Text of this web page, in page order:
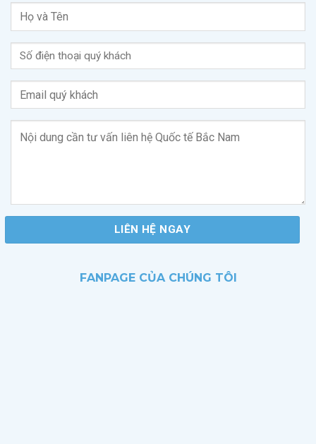
FANPAGE CỦA CHÚNG TÔI